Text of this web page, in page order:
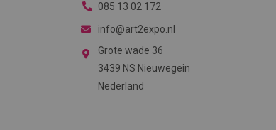
085 13 02 172
info@art2expo.nl
Grote wade 36
3439 NS Nieuwegein
Nederland